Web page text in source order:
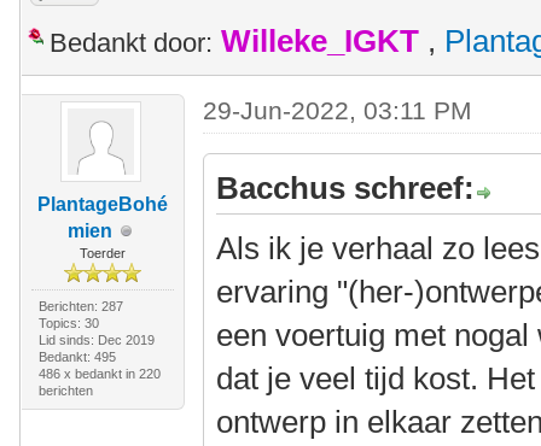
Bedankt door: Willeke_IGKT ,
PlantageBohé
mien
Toerder
Berichten: 287
Topics: 30
Lid sinds: Dec 2019
Bedankt: 495
486 x bedankt in 220
berichten
29-Jun-2022, 03:11 PM
Bacchus schreef:
Als ik je verhaal zo
ervaring "(her-
een voertuig met
dat je veel tijd kost.
ontwerp in elkaar